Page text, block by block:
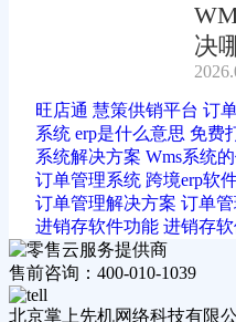
决
旺店通 慧策供销平台 订
系统 erp是什么意思 免费
系统解决方案 Wms系统
订单管理系统 跨境erp软
订单管理解决方案 订单
进销存软件功能 进销存
售前咨询：400-010-1039
北京掌上先机网络科技有限